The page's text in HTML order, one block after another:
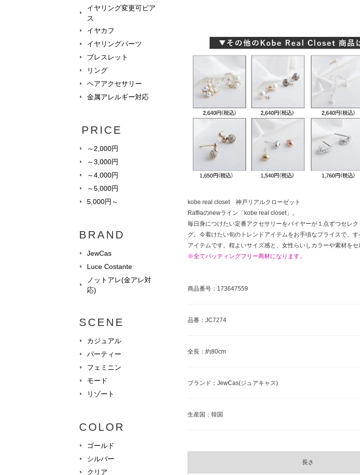
kobe real closet 神戸リアルクローゼット
Raffiaのnewライン「kobe real closet」。
毎日身につけたい定番アクセサリーをバイヤーが１点ずつセレ
グ。今着けたい旬のトレンドアイテムをお手頃なプライスで、
アイテムです。程よいサイズ感と、女性らいしカラーや素材をセ
※全てパッティングフリー商材になります。
商品番号：173647559
品番：JC7274
全長：約80cm
ブランド：JewCas(ジュアキャス)
生産国：韓国
長さ
イヤリング変更可ピア
ス
イヤカフ
イヤリングパーツ
ブレスレット
リング
ヘアアクセサリー
金属アレルギー対応
PRICE
～2,000円
～3,000円
～4,000円
～5,000円
5,000円～
BRAND
JewCas
Luce Costante
ノットアレ(金アレ対
応)
SCENE
カジュアル
パーティー
フェミニン
モード
リゾート
COLOR
ゴールド
シルバー
クリア